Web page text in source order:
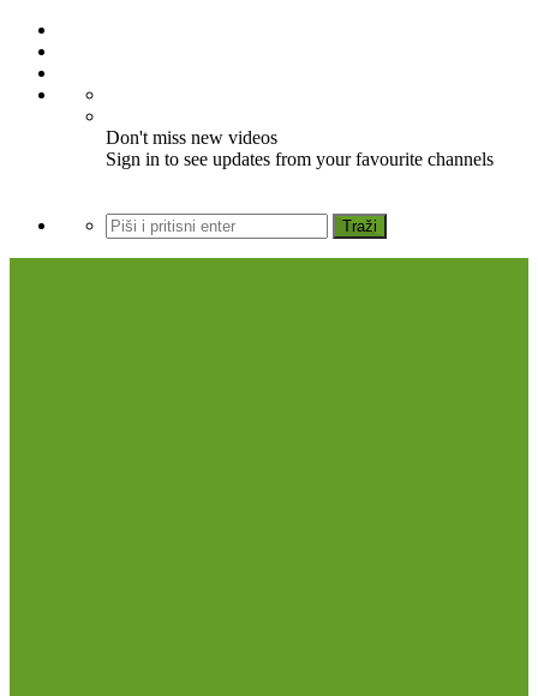
Don't miss new videos
Sign in to see updates from your favourite channels